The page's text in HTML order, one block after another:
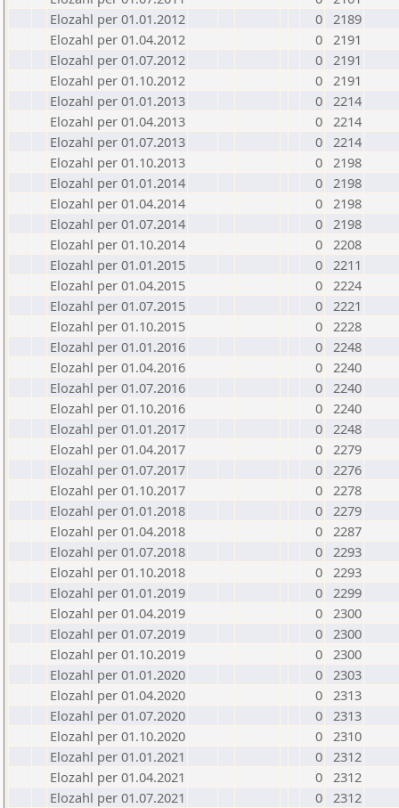
Elozahl per 01.01.2012
0 2189
Elozahl per 01.04.2012
0 2191
Elozahl per 01.07.2012
0 2191
Elozahl per 01.10.2012
0 2191
Elozahl per 01.01.2013
0 2214
Elozahl per 01.04.2013
0 2214
Elozahl per 01.07.2013
0 2214
Elozahl per 01.10.2013
0 2198
Elozahl per 01.01.2014
0 2198
Elozahl per 01.04.2014
0 2198
Elozahl per 01.07.2014
0 2198
Elozahl per 01.10.2014
0 2208
Elozahl per 01.01.2015
0 2211
Elozahl per 01.04.2015
0 2224
Elozahl per 01.07.2015
0 2221
Elozahl per 01.10.2015
0 2228
Elozahl per 01.01.2016
0 2248
Elozahl per 01.04.2016
0 2240
Elozahl per 01.07.2016
0 2240
Elozahl per 01.10.2016
0 2240
Elozahl per 01.01.2017
0 2248
Elozahl per 01.04.2017
0 2279
Elozahl per 01.07.2017
0 2276
Elozahl per 01.10.2017
0 2278
Elozahl per 01.01.2018
0 2279
Elozahl per 01.04.2018
0 2287
Elozahl per 01.07.2018
0 2293
Elozahl per 01.10.2018
0 2293
Elozahl per 01.01.2019
0 2299
Elozahl per 01.04.2019
0 2300
Elozahl per 01.07.2019
0 2300
Elozahl per 01.10.2019
0 2300
Elozahl per 01.01.2020
0 2303
Elozahl per 01.04.2020
0 2313
Elozahl per 01.07.2020
0 2313
Elozahl per 01.10.2020
0 2310
Elozahl per 01.01.2021
0 2312
Elozahl per 01.04.2021
0 2312
Elozahl per 01.07.2021
0 2312